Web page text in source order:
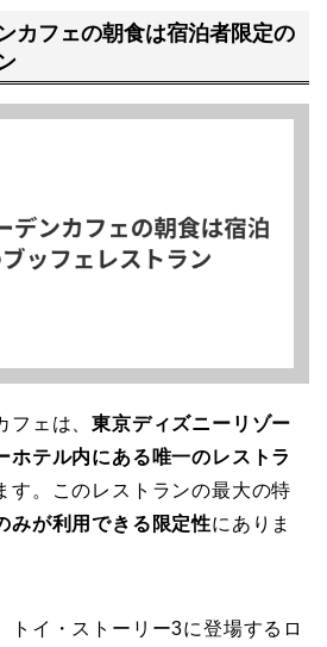
カフェの朝食は宿泊者限定の
フェは、東京ディズニーリゾー
ホテル内にある唯一のレストラ
す。このレストランの最大の特
みが利用できる限定性にありま
トイ・ストーリー3に登場するロ